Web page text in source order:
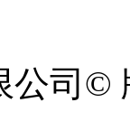
公司©